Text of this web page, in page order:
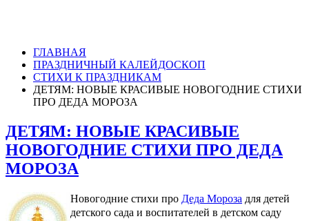
ГЛАВНАЯ
ПРАЗДНИЧНЫЙ КАЛЕЙДОСКОП
СТИХИ К ПРАЗДНИКАМ
ДЕТЯМ: НОВЫЕ КРАСИВЫЕ НОВОГОДНИЕ СТИХИ
ПРО ДЕДА МОРОЗА
ДЕТЯМ: НОВЫЕ КРАСИВЫЕ
НОВОГОДНИЕ СТИХИ ПРО ДЕДА
МОРОЗА
Новогодние стихи про Деда Мороза для детей
детского сада и воспитателей в детском саду